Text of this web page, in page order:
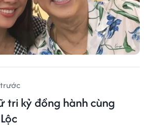
tri kỷ đồng hành cùng